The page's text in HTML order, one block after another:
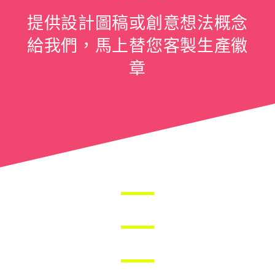
提供設計圖稿或創意想法概念
給我們，馬上替您客製生產徽
章